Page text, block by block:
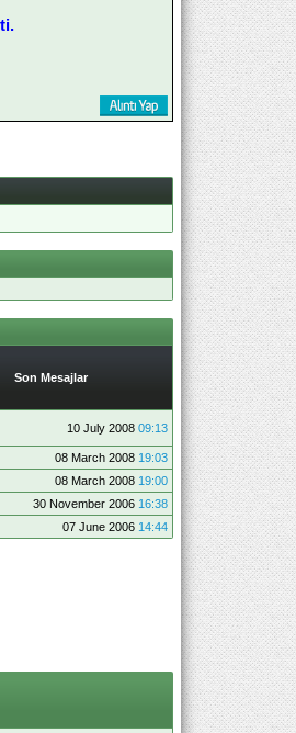
Son Mesajlar
10 July 2008 09:13
08 March 2008 19:03
08 March 2008 19:00
30 November 2006 16:38
07 June 2006 14:44